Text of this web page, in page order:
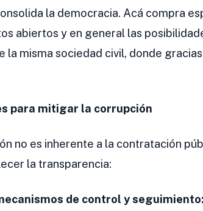
la democracia. Acá compra
abiertos y en general las
la misma sociedad civil, donde
para mitigar la corrupción
no es inherente a la contratación
la transparencia:
de control y seguimiento: